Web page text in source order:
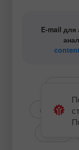
E-mail для
# Silver